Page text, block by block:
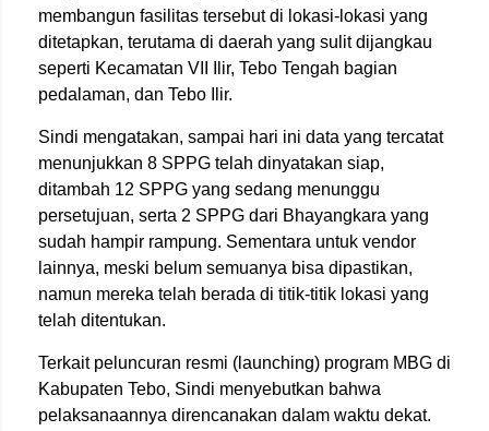
membangun fasilitas tersebut di lokasi-lokasi yang
ditetapkan, terutama di daerah yang sulit dijangkau
seperti Kecamatan VII Ilir, Tebo Tengah bagian
pedalaman, dan Tebo Ilir.
Sindi mengatakan, sampai hari ini data yang tercatat
menunjukkan 8 SPPG telah dinyatakan siap,
ditambah 12 SPPG yang sedang menunggu
persetujuan, serta 2 SPPG dari Bhayangkara yang
sudah hampir rampung. Sementara untuk vendor
lainnya, meski belum semuanya bisa dipastikan,
namun mereka telah berada di titik-titik lokasi yang
telah ditentukan.
Terkait peluncuran resmi (launching) program MBG di
Kabupaten Tebo, Sindi menyebutkan bahwa
pelaksanaannya direncanakan dalam waktu dekat.